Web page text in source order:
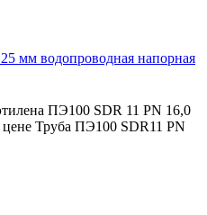
мм водопроводная напорная
ПЭ100 SDR 11 PN 16,0
Труба ПЭ100 SDR11 PN